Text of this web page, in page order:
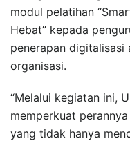
modul pelatihan
Hebat” kepada
penerapan
organisasi.
“Melalui kegiatan ini,
memperkuat
yang tidak hanya